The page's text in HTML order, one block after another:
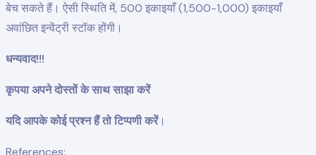
बेच सकते हैं। ऐसी स्थिति में, 500 इकाइयाँ (1,500-1,000) इकाइयाँ
अवांछित इन्वेंट्री स्टॉक होंगी।
धन्यवाद!!!
कृपया अपने दोस्तों के साथ साझा करें
यदि आपके कोई प्रश्न हैं तो टिप्पणी करें।